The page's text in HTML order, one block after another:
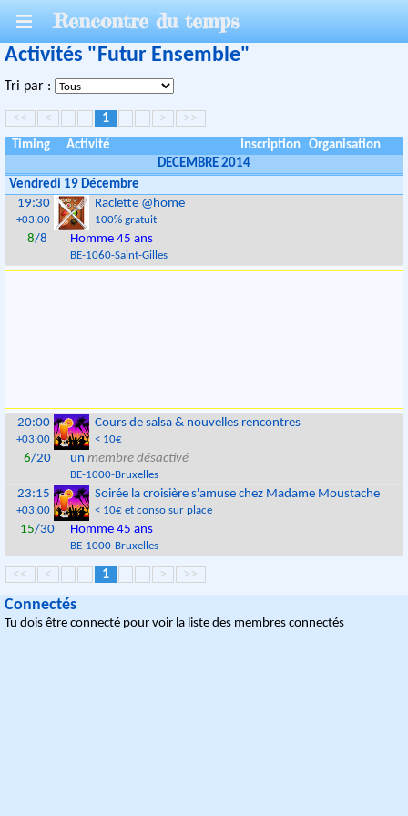
Rencontre du temps
Activités "Futur Ensemble"
Tri par :
<< < 1 > >>
Timing Activité Inscription
Organisation
DECEMBRE 2014
Vendredi 19 Décembre
19:30
+03:00
Raclette @home
100% gratuit
8/8 Homme 45 ans
BE-1060-Saint-Gilles
20:00
+03:00
Cours de salsa & nouvelles rencontres
< 10€
6/20 unmembre désactivé
BE-1000-Bruxelles
23:15
+03:00
Soirée la croisière s'amuse chez Madame Moustache
< 10€ et conso sur place
15/30 Homme 45 ans
BE-1000-Bruxelles
<< < 1 > >>
Connectés
Tu dois être connecté pour voir la liste des membres connectés